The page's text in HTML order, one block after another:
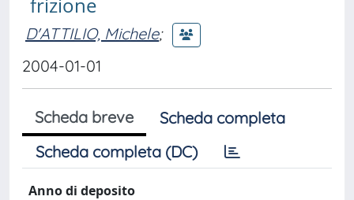
D'ATTILIO, Michele;
2004-01-01
Scheda breve
Scheda completa
Scheda completa (DC)
Anno di deposito